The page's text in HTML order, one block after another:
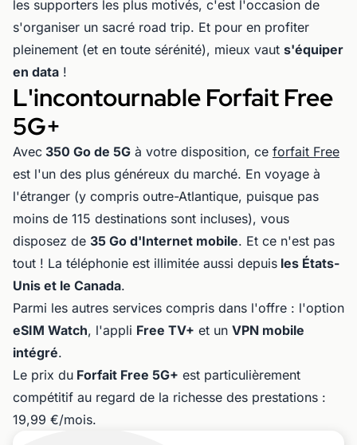
les supporters les plus motivés, c'est l'occasion de
s'organiser un sacré road trip. Et pour en profiter
pleinement (et en toute sérénité), mieux vaut s'équiper
en data !
L'incontournable Forfait Free
5G+
Avec 350 Go de 5G à votre disposition, ce forfait Free
est l'un des plus généreux du marché. En voyage à
l'étranger (y compris outre-Atlantique, puisque pas
moins de 115 destinations sont incluses), vous
disposez de 35 Go d'Internet mobile. Et ce n'est pas
tout ! La téléphonie est illimitée aussi depuis les États-
Unis et le Canada.
Parmi les autres services compris dans l'offre : l'option
eSIM Watch, l'appli Free TV+ et un VPN mobile
intégré.
Le prix du Forfait Free 5G+ est particulièrement
compétitif au regard de la richesse des prestations :
19,99 €/mois.